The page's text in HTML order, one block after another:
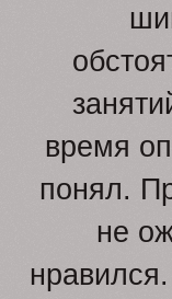
время
понял.
не